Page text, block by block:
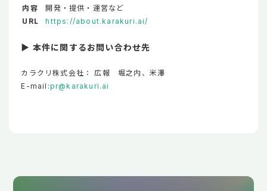
内容
開発・提供・運営など
URL
https://about.karakuri.ai/
▶ 本件に関するお問い合わせ先
カラクリ株式会社： 広報 堀之内、米澤
E-mail:pr@karakuri.ai